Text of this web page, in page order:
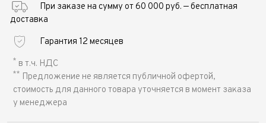
При заказе на сумму от 60 000 руб. — бесплатная
доставка
Гарантия 12 месяцев
* в т.ч. НДС
** Предложение не является публичной офертой,
стоимость для данного товара уточняется в момент заказа
у менеджера